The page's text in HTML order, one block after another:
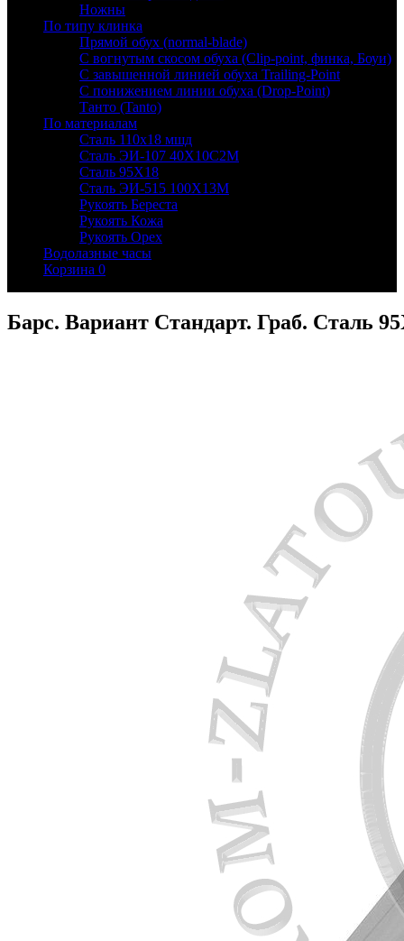
Ножны
По типу клинка
Прямой обух (normal-blade)
С вогнутым скосом обуха (Clip-point, финка, Боуи)
С завышенной линией обуха Trailing-Point
С понижением линии обуха (Drop-Point)
Танто (Tanto)
По материалам
Сталь 110х18 мшд
Сталь ЭИ-107 40Х10С2М
Сталь 95Х18
Сталь ЭИ-515 100Х13М
Рукоять Береста
Рукоять Кожа
Рукоять Орех
Водолазные часы
Корзина 0
Барс. Вариант Стандарт. Граб. Сталь